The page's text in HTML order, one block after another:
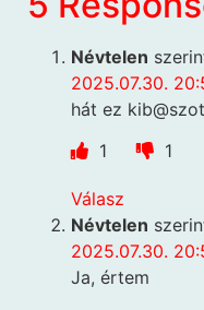
Névtelen
2025.07.30.
hát ez
1
1
Válasz
Névtelen
2025.07.30.
Ja, értem